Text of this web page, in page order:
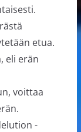
etua.
eli erän
voittaa
-